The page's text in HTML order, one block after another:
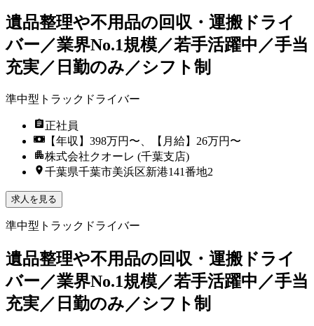
遺品整理や不用品の回収・運搬ドライ
バー／業界No.1規模／若手活躍中／手当
充実／日勤のみ／シフト制
準中型トラックドライバー
正社員
【年収】398万円〜、【月給】26万円〜
株式会社クオーレ (千葉支店)
千葉県千葉市美浜区新港141番地2
求人を見る
準中型トラックドライバー
遺品整理や不用品の回収・運搬ドライ
バー／業界No.1規模／若手活躍中／手当
充実／日勤のみ／シフト制